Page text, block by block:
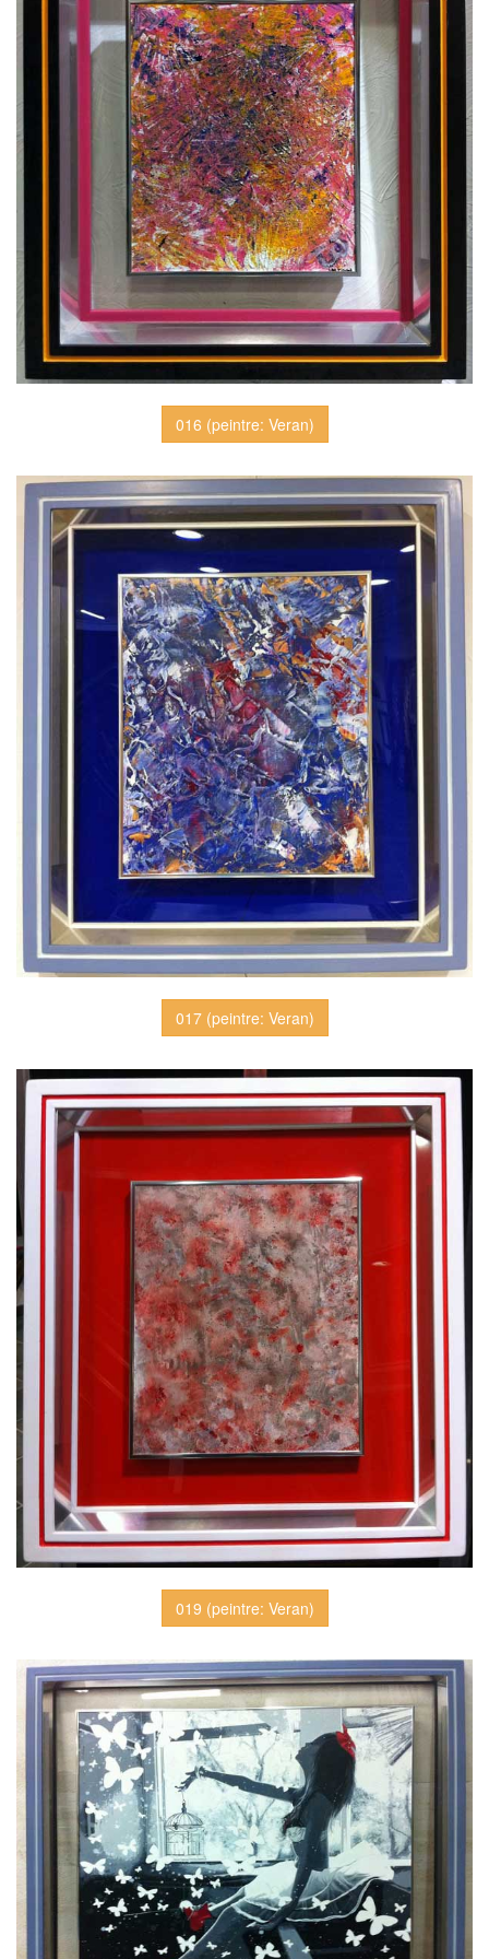
016 (peintre: Veran)
017 (peintre: Veran)
019 (peintre: Veran)